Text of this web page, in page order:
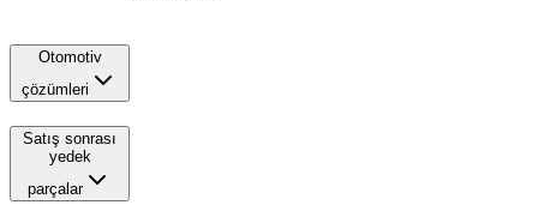
Otomotiv
çözümleri
Satış sonrası
yedek
parçalar